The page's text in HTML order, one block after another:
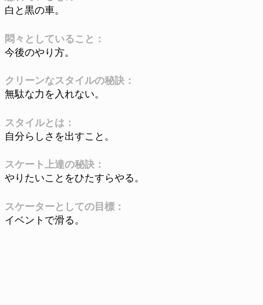
白と黒の車。
悶々としていること：
今後のやり方。
クリーンなスタイルの秘訣：
無駄な力を入れない。
スタイルとは：
自分らしさを出すこと。
スケート上達の秘訣：
やりたいことをひたすらやる。
スケーターとしての目標：
イベントで滑る。